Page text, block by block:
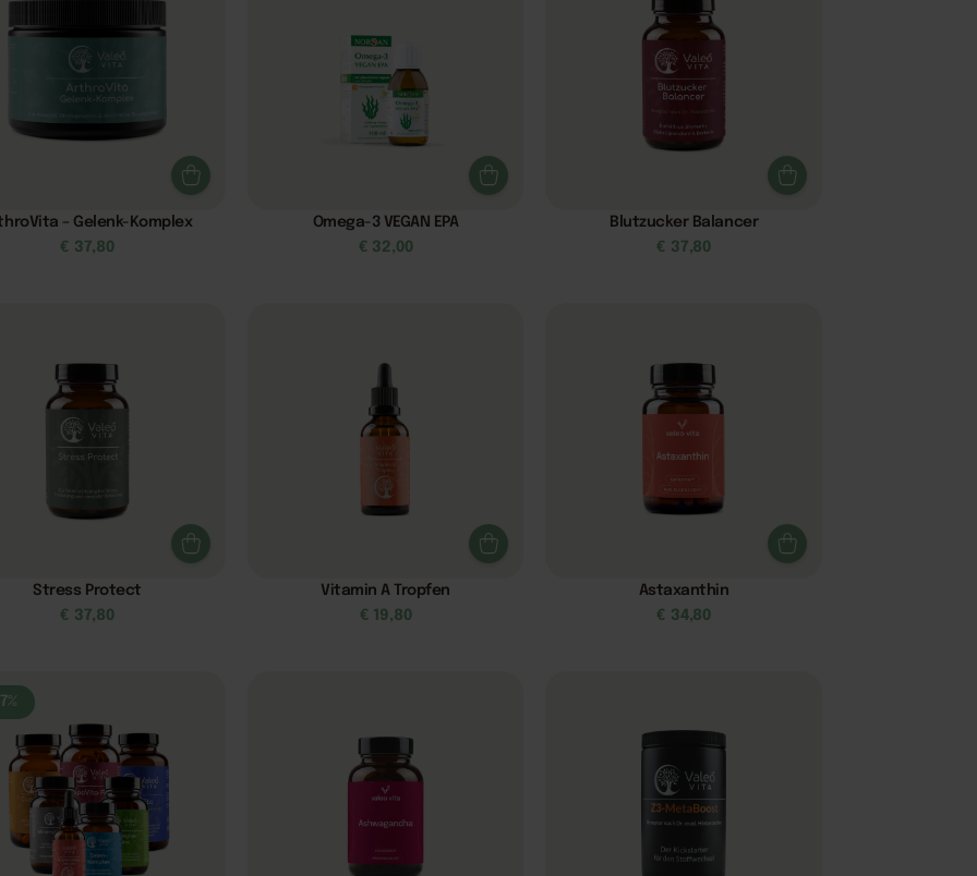
– Gelenk-Komplex
€ 37,80
Omega-3 VEGAN EPA
€ 32,00
Blutzucker Balancer
€ 37,80
Stress Protect
€ 37,80
Vitamin A Tropfen
€ 19,80
Astaxanthin
€ 34,80